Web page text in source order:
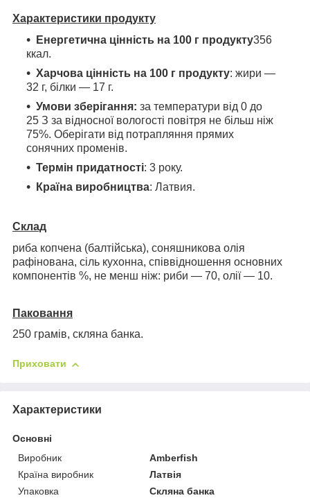
Характеристики продукту
Енергетична цінність на 100 г продукту356
ккал.
Харчова цінність на 100 г продукту: жири —
32 г, білки — 17 г.
Умови зберігання: за температури від 0 до
25 З за відносної вологості повітря не більш ніж
75%. Оберігати від потрапляння прямих
сонячних променів.
Термін придатності: 3 року.
Країна виробництва: Латвия.
Склад
риба копчена (балтійська), соняшникова олія
рафінована, сіль кухонна, співвідношення основних
компонентів %, не менш ніж: риби — 70, олії — 10.
Паковання
250 грамів, скляна банка.
Приховати
Характеристики
Основні
Виробник
Amberfish
Країна виробник
Латвія
Упаковка
Скляна банка